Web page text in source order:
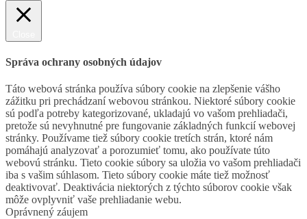
Správa ochrany osobných údajov
Táto webová stránka používa súbory cookie na zlepšenie vášho
zážitku pri prechádzaní webovou stránkou. Niektoré súbory cookie
sú podľa potreby kategorizované, ukladajú vo vašom prehliadači,
pretože sú nevyhnutné pre fungovanie základných funkcií webovej
stránky. Používame tiež súbory cookie tretích strán, ktoré nám
pomáhajú analyzovať a porozumieť tomu, ako používate túto
webovú stránku. Tieto cookie súbory sa uložia vo vašom prehliadači
iba s vašim súhlasom. Tieto súbory cookie máte tiež možnosť
deaktivovať. Deaktivácia niektorých z týchto súborov cookie však
môže ovplyvniť vaše prehliadanie webu.
Oprávnený záujem